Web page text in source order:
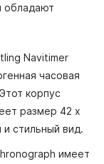
обладают
Navitimer
часовая
корпус
размер 42 x
и стильный вид.
имеет